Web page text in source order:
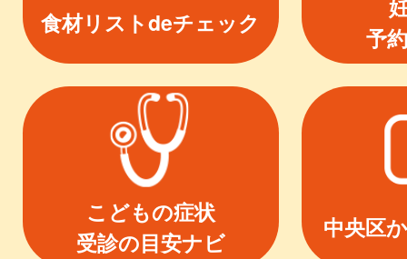
食材リストdeチェック
予
こどもの症状
受診の目安ナビ
中央区